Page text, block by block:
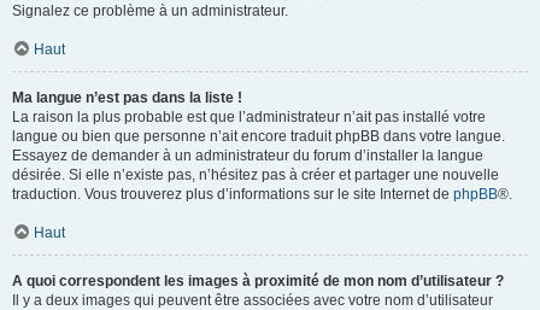
Signalez ce problème à un administrateur.
Haut
Ma langue n’est pas dans la liste !
La raison la plus probable est que l’administrateur n’ait pas installé votre
langue ou bien que personne n’ait encore traduit phpBB dans votre langue.
Essayez de demander à un administrateur du forum d’installer la langue
désirée. Si elle n’existe pas, n’hésitez pas à créer et partager une nouvelle
traduction. Vous trouverez plus d’informations sur le site Internet de phpBB®.
Haut
A quoi correspondent les images à proximité de mon nom d’utilisateur ?
Il y a deux images qui peuvent être associées avec votre nom d’utilisateur